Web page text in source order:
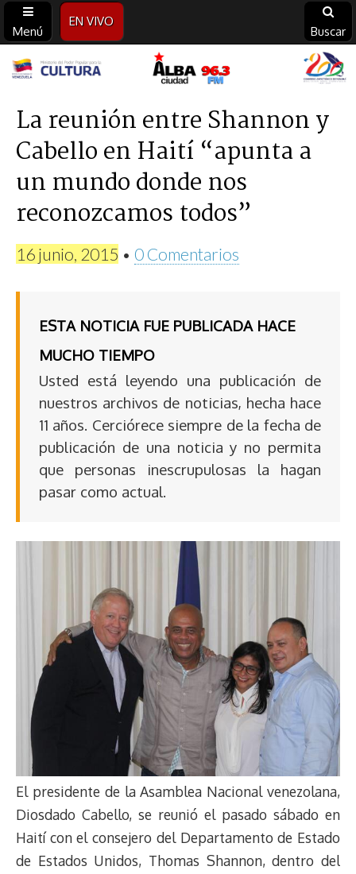
Menú
EN VIVO
Buscar
Alba
Ciudad
96.3
FM
La reunión entre Shannon y
Cabello en Haití “apunta a
un mundo donde nos
reconozcamos todos”
16 junio, 2015 • 0 Comentarios
ESTA NOTICIA FUE PUBLICADA HACE
MUCHO TIEMPO
Usted está leyendo una publicación de
nuestros archivos de noticias, hecha hace
11 años. Cerciórece siempre de la fecha de
publicación de una noticia y no permita
que personas inescrupulosas la hagan
pasar como actual.
El presidente de la Asamblea Nacional venezolana,
Diosdado Cabello, se reunió el pasado sábado en
Haití con el consejero del Departamento de Estado
de Estados Unidos, Thomas Shannon, dentro del